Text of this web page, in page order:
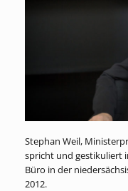
Stephan Weil,
spricht und gestikuliert
Büro in der
2012.